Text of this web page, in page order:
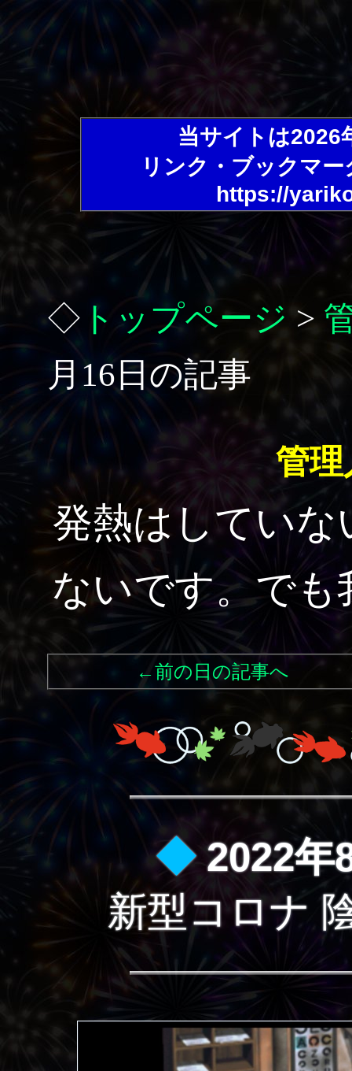
当サイトは2026
リンク・ブックマ
https://
◇ トップページ >
月16日の記事
管理
発熱はしていな
ないです。で
←前の日の記事へ
◆2022年
新型コロナ